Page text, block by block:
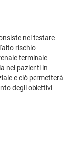
nel testare
rischio
terminale
nei pazienti in
e ciò permetterà
degli obiettivi